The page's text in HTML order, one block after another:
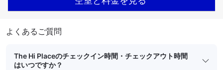
よくあるご質問
The Hi Placeのチェックイン時間・チェックアウト時間
はいつですか？